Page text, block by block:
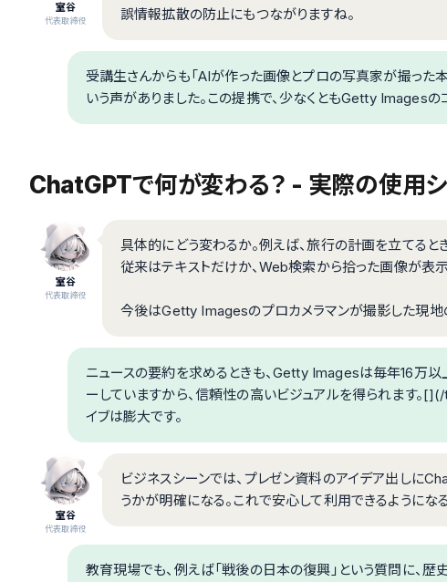
室谷
代表取締役 誤情報拡散の防止にもつながりますね。
受講生さんからも「AIが作った画像とプロの写真家が撮っ
いう声がありました。この提携で、少なくともGetty Imagesの
ChatGPTで何が変わる？ - 実際の使用
室谷
代表取締役
具体的にどう変わるか。例えば、旅行の計画を立てると
従来はテキストだけか、Web検索から拾った画像が表示
今後はGetty Imagesのプロカメラマンが撮影した現地
ニュースの要約を求めるときも、Getty Imagesは毎年16万以
ーしていますから、信頼性の高いビジュアルを得られます。
イブは膨大です。
室谷
代表取締役
ビジネスシーンでは、プレゼン資料のアイデア出しに
うかが明確になる。これで安心して利用できるようになる
教育現場でも、例えば「戦後の日本の復興」という質問に、